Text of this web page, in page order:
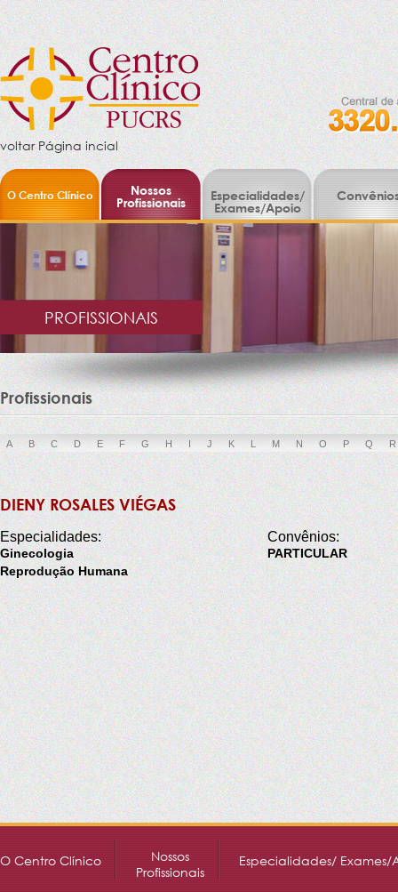
voltar Página incial
O Centro Clínico
Nossos
Profissionais
Especialidades/
Exames/Apoio
PROFISSIONAIS
Profissionais
A B C D E F G H I J K L M N O P Q R
DIENY ROSALES VIÉGAS
Especialidades:
Ginecologia
Reprodução Humana
Convênios:
PARTICULAR
O Centro Clínico
Nossos
Profissionais
Especialidades/ Exames/